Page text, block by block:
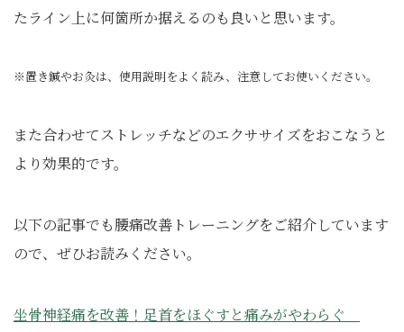
たライン上に何箇所か据えるのも良いと思います。
※置き鍼やお灸は、使用説明をよく読み、注意してお使いください。
また合わせてストレッチなどのエクササイズをおこなうと
より効果的です。
以下の記事でも腰痛改善トレーニングをご紹介しています
ので、ぜひお読みください。
坐骨神経痛を改善！足首をほぐすと痛みがやわらぐ